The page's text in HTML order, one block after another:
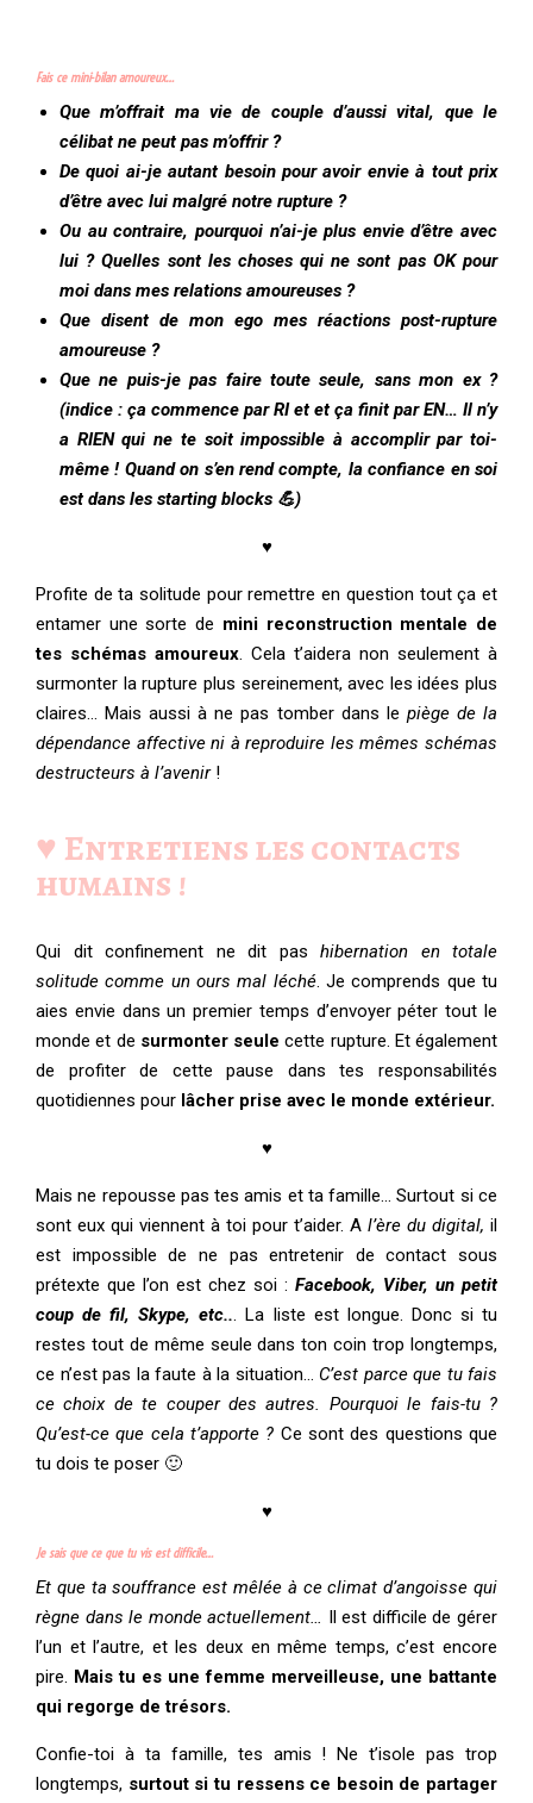
Fais ce mini-bilan amoureux…
Que m’offrait ma vie de couple d’aussi vital, que le
célibat ne peut pas m’offrir ?
De quoi ai-je autant besoin pour avoir envie à tout prix
d’être avec lui malgré notre rupture ?
Ou au contraire, pourquoi n’ai-je plus envie d’être avec
lui ? Quelles sont les choses qui ne sont pas OK pour
moi dans mes relations amoureuses ?
Que disent de mon ego mes réactions post-rupture
amoureuse ?
Que ne puis-je pas faire toute seule, sans mon ex ?
(indice : ça commence par RI et et ça finit par EN… Il n’y
a RIEN qui ne te soit impossible à accomplir par toi-
même ! Quand on s’en rend compte, la confiance en soi
est dans les starting blocks 💪)
♥
Profite de ta solitude pour remettre en question tout ça et
entamer une sorte de mini reconstruction mentale de
tes schémas amoureux. Cela t’aidera non seulement à
surmonter la rupture plus sereinement, avec les idées plus
claires… Mais aussi à ne pas tomber dans le piège de la
dépendance affective ni à reproduire les mêmes schémas
destructeurs à l’avenir!
♥️ Entretiens les contacts
humains !
Qui dit confinement ne dit pas hibernation en totale
solitude comme un ours mal léché. Je comprends que tu
aies envie dans un premier temps d’envoyer péter tout le
monde et de surmonter seule cette rupture. Et également
de profiter de cette pause dans tes responsabilités
quotidiennes pour lâcher prise avec le monde extérieur.
♥
Mais ne repousse pas tes amis et ta famille… Surtout si ce
sont eux qui viennent à toi pour t’aider. A l’ère du digital, il
est impossible de ne pas entretenir de contact sous
prétexte que l’on est chez soi : Facebook, Viber, un petit
coup de fil, Skype, etc... La liste est longue. Donc si tu
restes tout de même seule dans ton coin trop longtemps,
ce n’est pas la faute à la situation… C’est parce que tu fais
ce choix de te couper des autres. Pourquoi le fais-tu ?
Qu’est-ce que cela t’apporte ? Ce sont des questions que
tu dois te poser 🙂
♥
Je sais que ce que tu vis est difficile…
Et que ta souffrance est mêlée à ce climat d’angoisse qui
règne dans le monde actuellement… Il est difficile de gérer
l’un et l’autre, et les deux en même temps, c’est encore
pire. Mais tu es une femme merveilleuse, une battante
qui regorge de trésors.
Confie-toi à ta famille, tes amis ! Ne t’isole pas trop
longtemps, surtout si tu ressens ce besoin de partager